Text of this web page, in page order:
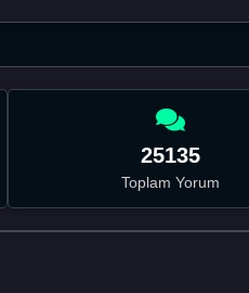
25135
Toplam Yorum